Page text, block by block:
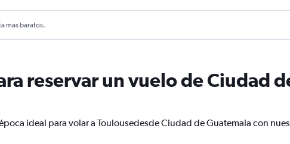
más baratos.
reservar un vuelo de Ciudad
ideal para volar a Toulousedesde Ciudad de Guatemala con